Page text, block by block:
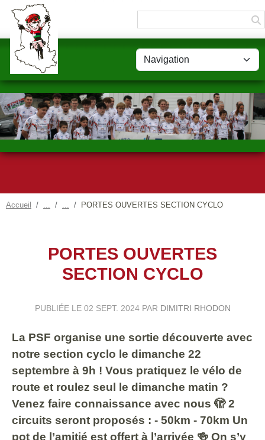
Accueil PORTES OUVERTES SECTION CYCLO
PORTES OUVERTES
SECTION CYCLO
PUBLIÉE LE 02 SEPT. 2024PAR DIMITRI RHODON
La PSF organise une sortie découverte avec
notre section cyclo le dimanche 22
septembre à 9h ! Vous pratiquez le vélo de
route et roulez seul le dimanche matin ?
Venez faire connaissance avec nous 🫣 2
circuits seront proposés : - 50km - 70km Un
pot de l’amitié est offert à l’arrivée 🍻 On s’y
Panneau de gestion des cookies